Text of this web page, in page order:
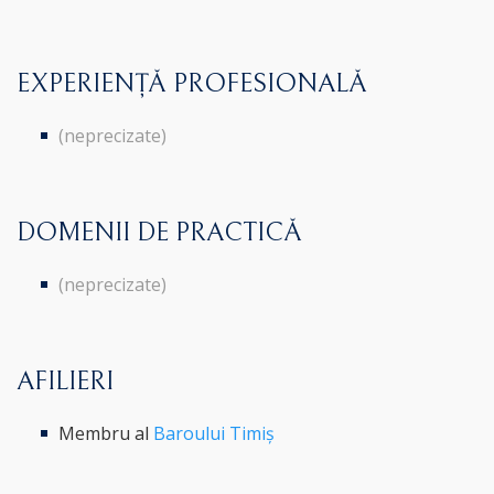
EXPERIENȚĂ PROFESIONALĂ
(neprecizate)
DOMENII DE PRACTICĂ
(neprecizate)
AFILIERI
Membru al Baroului Timiș